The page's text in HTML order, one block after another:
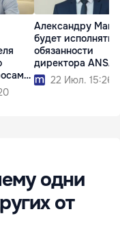
Александру
будет исполнять
обязанности
директора ANSA
22 Июл. 15:26
одни
от